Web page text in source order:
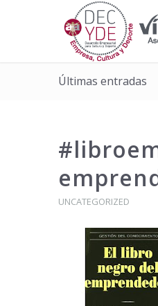
Últimas entradas
UNCATEGORIZED